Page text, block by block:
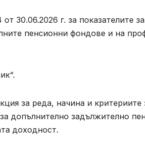
30.06.2026 г. за показателите
пенсионни фондове и на
за реда, начина и критериите
допълнително задължително
доходност.